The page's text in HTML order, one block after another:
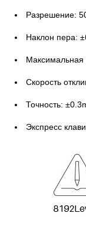
Разрешение:
Наклон пера:
Скорость
Точность:
Экспресс